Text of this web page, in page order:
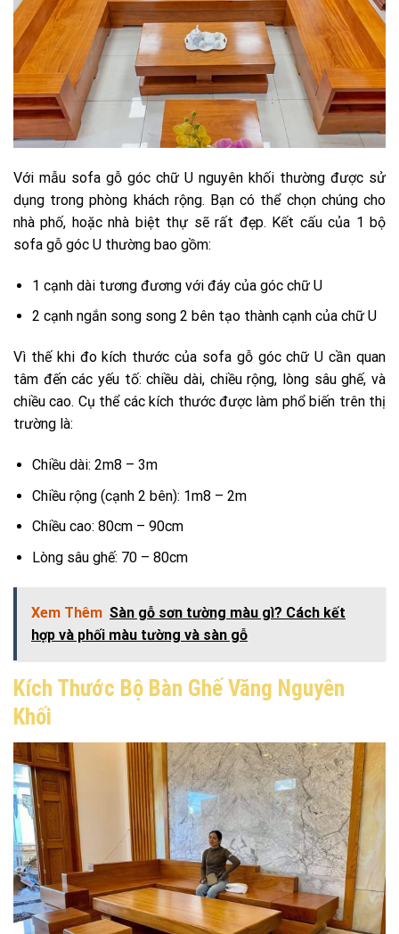
Với mẫu sofa gỗ góc chữ U nguyên khối thường được sử
dụng trong phòng khách rộng. Bạn có thể chọn chúng cho
nhà phố, hoặc nhà biệt thự sẽ rất đẹp. Kết cấu của 1 bộ
sofa gỗ góc U thường bao gồm:
1 cạnh dài tương đương với đáy của góc chữ U
2 cạnh ngắn song song 2 bên tạo thành cạnh của chữ U
Vì thế khi đo kích thước của sofa gỗ góc chữ U cần quan
tâm đến các yếu tố: chiều dài, chiều rộng, lòng sâu ghế, và
chiều cao. Cụ thể các kích thước được làm phổ biến trên thị
trường là:
Chiều dài: 2m8 – 3m
Chiều rộng (cạnh 2 bên): 1m8 – 2m
Chiều cao: 80cm – 90cm
Lòng sâu ghế: 70 – 80cm
Xem Thêm Sàn gỗ sơn tường màu gì? Cách kết
hợp và phối màu tường và sàn gỗ
Kích Thước Bộ Bàn Ghế Văng Nguyên
Khối